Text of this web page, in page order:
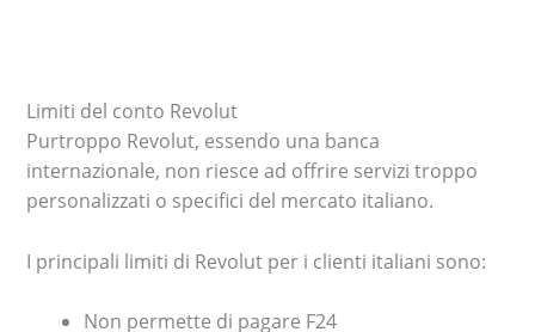
Limiti del conto Revolut
Purtroppo Revolut, essendo una banca
internazionale, non riesce ad offrire servizi troppo
personalizzati o specifici del mercato italiano.
I principali limiti di Revolut per i clienti italiani sono:
Non permette di pagare F24